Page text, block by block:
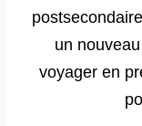
un
voyager en